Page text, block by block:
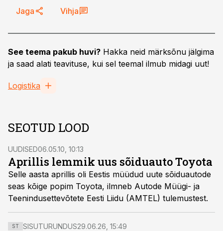
Jaga Vihja
See teema pakub huvi? Hakka neid märksõnu jälgima
ja saad alati teavituse, kui sel teemal ilmub midagi uut!
Logistika
SEOTUD LOOD
UUDISED06.05.10, 10:13
Aprillis lemmik uus sõiduauto Toyota
Selle aasta aprillis oli Eestis müüdud uute sõiduautode
seas kõige popim Toyota, ilmneb Autode Müügi- ja
Teenindusettevõtete Eesti Liidu (AMTEL) tulemustest.
ST SISUTURUNDUS29.06.26, 15:49